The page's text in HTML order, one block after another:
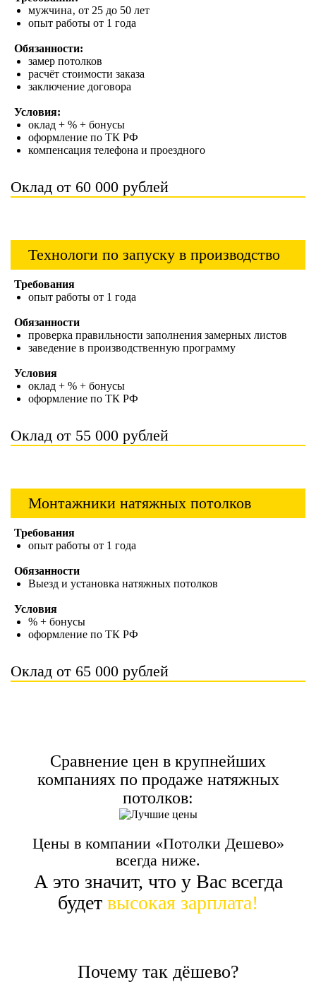
мужчина‚ от 25 до 50 лет
опыт работы от 1 года
Обязанности:
замер потолков
расчёт стоимости заказа
заключение договора
Условия:
оклад + % + бонусы
оформление по ТК РФ
компенсация телефона и проездного
Оклад от 60 000 рублей
Технологи по запуску в производство
Требования
опыт работы от 1 года
Обязанности
проверка правильности заполнения замерных листов
заведение в производственную программу
Условия
оклад + % + бонусы
оформление по ТК РФ
Оклад от 55 000 рублей
Монтажники натяжных потолков
Требования
опыт работы от 1 года
Обязанности
Выезд и установка натяжных потолков
Условия
% + бонусы
оформление по ТК РФ
Оклад от 65 000 рублей
Сравнение цен в крупнейших
компаниях по продаже натяжных
потолков:
Цены в компании «Потолки Дешево»
всегда ниже.
А это значит, что у Вас всегда
будет высокая зарплата!
Почему так дёшево?